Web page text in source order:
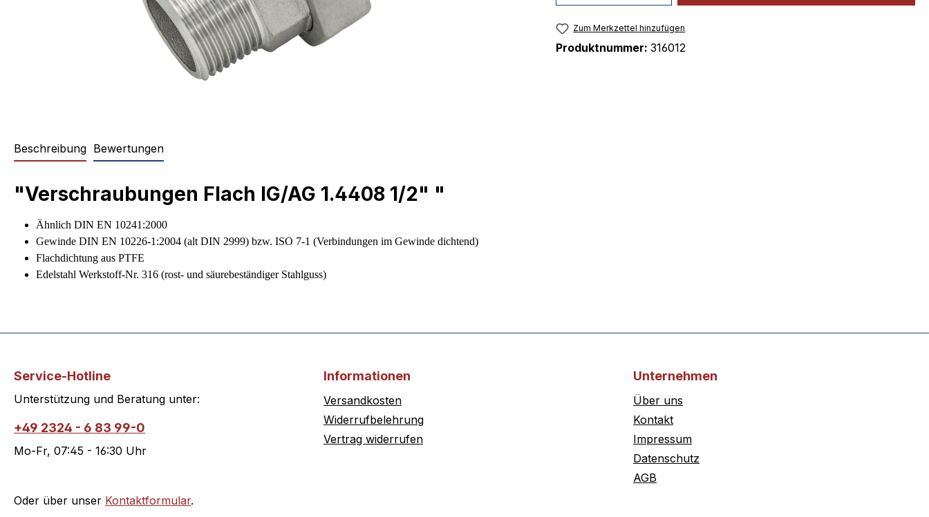
Zum Merkzettel hinzufügen
Produktnummer: 316012
Beschreibung Bewertungen
"Verschraubungen Flach IG/AG 1.4408 1/2" "
Ähnlich DIN EN 10241:2000
Gewinde DIN EN 10226-1:2004 (alt DIN 2999) bzw. ISO 7-1 (Verbindungen im Gewinde dichtend)
Flachdichtung aus PTFE
Edelstahl Werkstoff-Nr. 316 (rost- und säurebeständiger Stahlguss)
Service-Hotline
Unterstützung und Beratung unter:
+49 2324 - 6 83 99-0
Mo-Fr, 07:45 - 16:30 Uhr
Oder über unser Kontaktformular.
Informationen
Versandkosten
Widerrufbelehrung
Vertrag widerrufen
Unternehmen
Über uns
Kontakt
Impressum
Datenschutz
AGB